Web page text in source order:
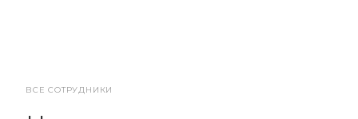
ВСЕ СОТРУДНИКИ